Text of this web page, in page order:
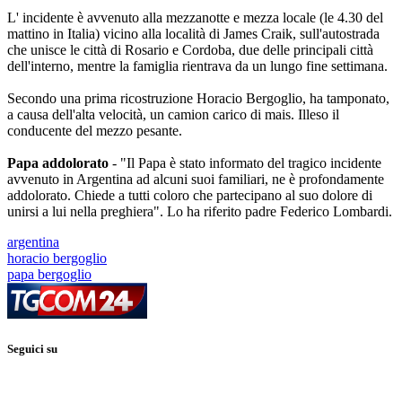
L' incidente è avvenuto alla mezzanotte e mezza locale (le 4.30 del
mattino in Italia) vicino alla località di James Craik, sull'autostrada
che unisce le città di Rosario e Cordoba, due delle principali città
dell'interno, mentre la famiglia rientrava da un lungo fine settimana.
Secondo una prima ricostruzione Horacio Bergoglio, ha tamponato,
a causa dell'alta velocità, un camion carico di mais. Illeso il
conducente del mezzo pesante.
Papa addolorato - "Il Papa è stato informato del tragico incidente
avvenuto in Argentina ad alcuni suoi familiari, ne è profondamente
addolorato. Chiede a tutti coloro che partecipano al suo dolore di
unirsi a lui nella preghiera". Lo ha riferito padre Federico Lombardi.
argentina
horacio bergoglio
papa bergoglio
Seguici su